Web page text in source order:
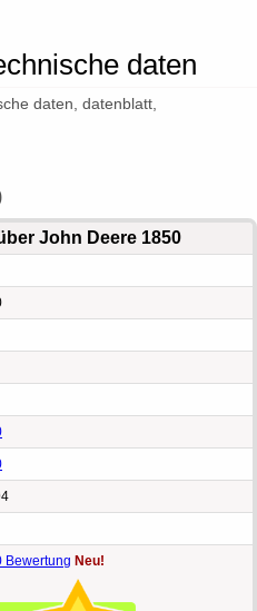
daten
daten, datenblatt,
John Deere 1850
Bewertung Neu!